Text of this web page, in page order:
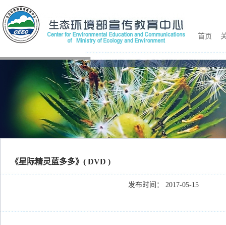
首页
《星际精灵蓝多多》( DVD )
发布时间： 2017-05-15